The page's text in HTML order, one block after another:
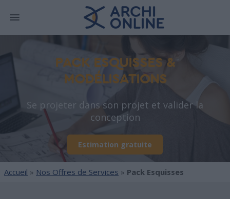
PACK ESQUISSES &
MODÉLISATIONS
Se projeter dans son projet et valider la
conception
Estimation gratuite
Accueil » Nos Offres de Services » Pack Esquisses